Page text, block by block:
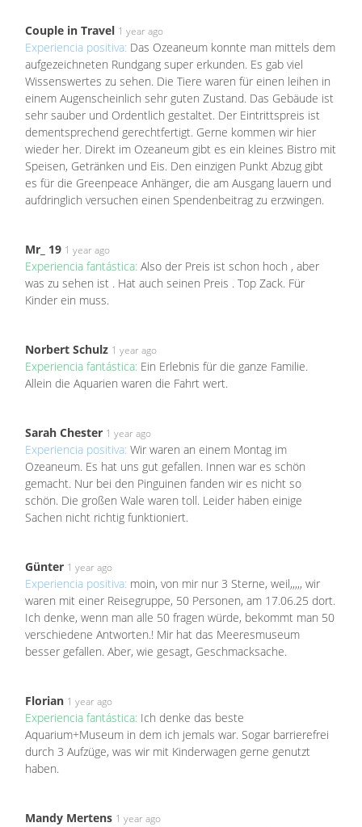
Couple in Travel 1 year ago
Experiencia positiva: Das Ozeaneum konnte man mittels dem
aufgezeichneten Rundgang super erkunden. Es gab viel
Wissenswertes zu sehen. Die Tiere waren für einen leihen in
einem Augenscheinlich sehr guten Zustand. Das Gebäude ist
sehr sauber und Ordentlich gestaltet. Der Eintrittspreis ist
dementsprechend gerechtfertigt. Gerne kommen wir hier
wieder her. Direkt im Ozeaneum gibt es ein kleines Bistro mit
Speisen, Getränken und Eis. Den einzigen Punkt Abzug gibt
es für die Greenpeace Anhänger, die am Ausgang lauern und
aufdringlich versuchen einen Spendenbeitrag zu erzwingen.
Mr_ 19 1 year ago
Experiencia fantástica: Also der Preis ist schon hoch , aber
was zu sehen ist . Hat auch seinen Preis . Top Zack. Für
Kinder ein muss.
Norbert Schulz 1 year ago
Experiencia fantástica: Ein Erlebnis für die ganze Familie.
Allein die Aquarien waren die Fahrt wert.
Sarah Chester 1 year ago
Experiencia positiva: Wir waren an einem Montag im
Ozeaneum. Es hat uns gut gefallen. Innen war es schön
gemacht. Nur bei den Pinguinen fanden wir es nicht so
schön. Die großen Wale waren toll. Leider haben einige
Sachen nicht richtig funktioniert.
Günter 1 year ago
Experiencia positiva: moin, von mir nur 3 Sterne, weil,,,,, wir
waren mit einer Reisegruppe, 50 Personen, am 17.06.25 dort.
Ich denke, wenn man alle 50 fragen würde, bekommt man 50
verschiedene Antworten.! Mir hat das Meeresmuseum
besser gefallen. Aber, wie gesagt, Geschmacksache.
Florian 1 year ago
Experiencia fantástica: Ich denke das beste
Aquarium+Museum in dem ich jemals war. Sogar barrierefrei
durch 3 Aufzüge, was wir mit Kinderwagen gerne genutzt
haben.
Mandy Mertens 1 year ago